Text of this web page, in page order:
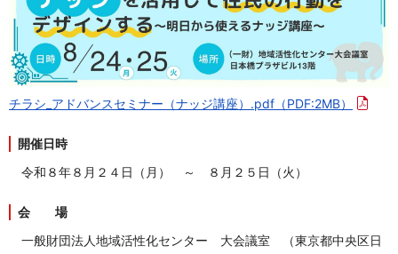
チラシ_アドバンスセミナー（ナッジ講座）.pdf （PDF:2MB）
開催日時
令和８年８月２４日（月） ～ ８月２５日（火）
会 場
一般財団法人地域活性化センター 大会議室 （東京都中央区日